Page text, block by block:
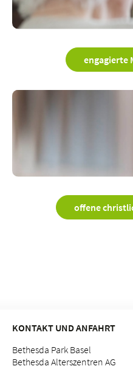
engagierte
offene
KONTAKT UND ANFAHRT
Bethesda Park Basel
Bethesda Alterszentren AG